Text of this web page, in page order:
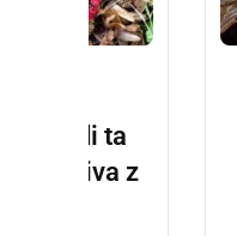
tudi ta
gliva z